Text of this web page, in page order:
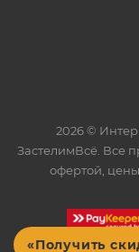
2026 ©
ЗастелимВсё. Все
офертой,
«Получить